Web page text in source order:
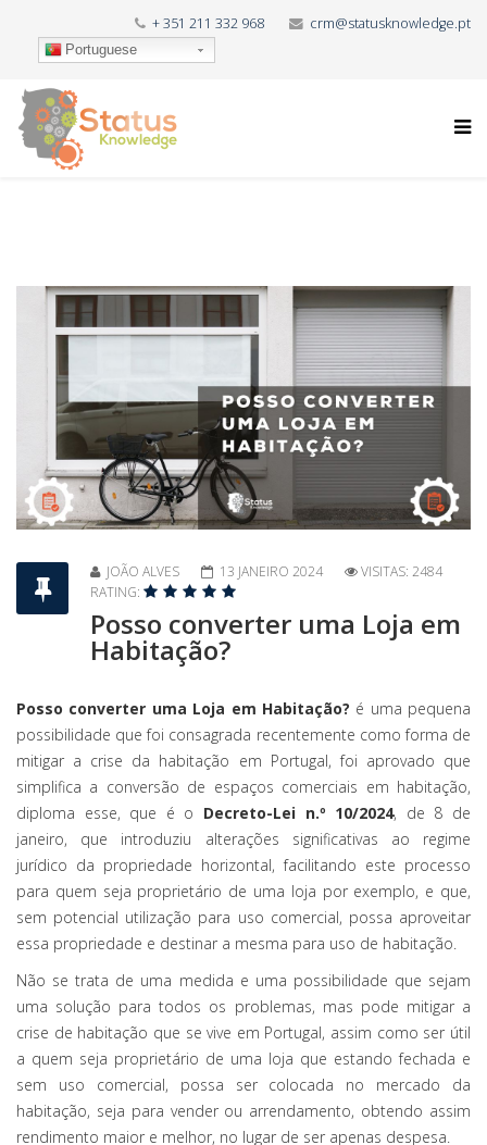
+ 351 211 332 968 crm@statusknowledge.pt
Portuguese
JOÃO ALVES 13 JANEIRO 2024
VISITAS: 2484
RATING:
Posso converter uma Loja em
Habitação?
Posso converter uma Loja em Habitação? é uma pequena
possibilidade que foi consagrada recentemente como forma de
mitigar a crise da habitação em Portugal, foi aprovado que
simplifica a conversão de espaços comerciais em habitação,
diploma esse, que é o Decreto-Lei n.º 10/2024, de 8 de
janeiro, que introduziu alterações significativas ao regime
jurídico da propriedade horizontal, facilitando este processo
para quem seja proprietário de uma loja por exemplo, e que,
sem potencial utilização para uso comercial, possa aproveitar
essa propriedade e destinar a mesma para uso de habitação.
Não se trata de uma medida e uma possibilidade que sejam
uma solução para todos os problemas, mas pode mitigar a
crise de habitação que se vive em Portugal, assim como ser útil
a quem seja proprietário de uma loja que estando fechada e
sem uso comercial, possa ser colocada no mercado da
habitação, seja para vender ou arrendamento, obtendo assim
rendimento maior e melhor, no lugar de ser apenas despesa.